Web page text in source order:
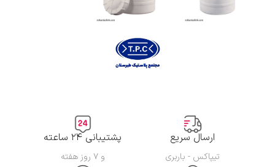
ارسال سریع
تیپاکس - باربری
پشتیبانی ۲۴ ساعته
و ۷ روز هفته